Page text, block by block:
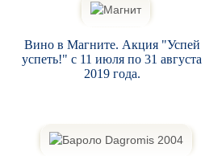
Вино в Магните. Акция "Успей
успеть!" с 11 июля по 31 августа
2019 года.